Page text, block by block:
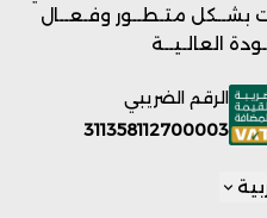
بشــكل متـطــور وفـعــال
العالـيــة
الرقم الضريبي
311358112700003